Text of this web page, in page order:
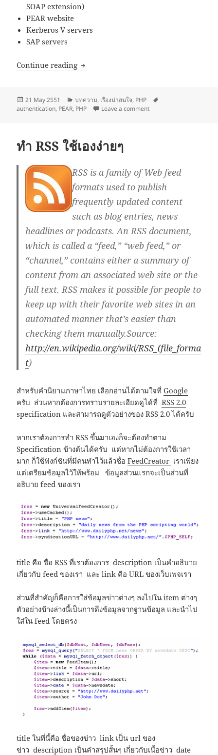
SOAP extension)
PEAR website
Kerberos V servers
SAP servers
Continue reading PEAR::Auth package
Posted
on
21 May 2551 Categories
บทความ, เรื่องน่าสนใจ, PHP
authentication, PEAR, PHP Leave a commenton PEAR::Auth package
ทำ RSS ใช้เองง่ายๆ
RSS is a family of Web feed
formats used to publish
frequently updated content
such as blog entries, news
headlines or podcasts. An RSS document,
which is called a “feed,” “web feed,” or
“channel,” contains either a summary of
content from an associated web site or the
full text. RSS makes it possible for people to
keep up with their favorite web sites in an
automated manner that’s easier than
checking them manually.Source:
http://en.wikipedia.org/wiki/RSS_(file_forma
t)
สำหรับคำนิยามภาษาไทย เลือกอ่านได้ตามใจที่Google
ครับ ส่วนหากต้องการทราบรายละเอียดดูได้ที่RSS 2.0
specification และสามารถดูตัวอย่างของ RSS 2.0ได้ครับ
หากเราต้องการทำ RSS ขึ้นมาเองก็จะต้องทำตาม
Specification ข้างต้นได้ครับ แต่หากไม่ต้องการใช้เวลา
มาก ก็ใช้ฟังก์ชันที่มีคนทำไว้แล้วชื่อFeedCreator เราเพียง
แต่เตรียมข้อมูลไว้ให้พร้อม ข้อมูลส่วนแรกจะเป็นส่วนที่
อธิบาย feed ของเรา
title คือ ชื่อ RSS ที่เราต้องการ description เป็นคำอธิบาย
เกี่ยวกับ feed ของเรา และ link คือ URL ของเว็บเพจเรา
ส่วนที่สำคัญก็คือการใส่ข้อมูลข่าวต่างๆ ลงไปใน item ต่างๆ
ตัวอย่างข้างล่างนี้เป็นการดึงข้อมูลจากฐานข้อมูล และนำไป
ใส่ใน feed โดยตรง
title ในที่นี้คือ ชื่อของข่าว link เป็น url ของ
ข่าว description เป็นคำสรุปสั้นๆ เกี่ยวกับเนื้อข่าว date